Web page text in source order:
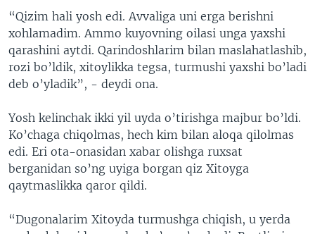
“Qizim hali yosh edi. Avvaliga uni erga berishni
xohlamadim. Ammo kuyovning oilasi unga yaxshi
qarashini aytdi. Qarindoshlarim bilan maslahatlashib,
rozi bo’ldik, xitoylikka tegsa, turmushi yaxshi bo’ladi
deb o’yladik”, - deydi ona.
Yosh kelinchak ikki yil uyda o’tirishga majbur bo’ldi.
Ko’chaga chiqolmas, hech kim bilan aloqa qilolmas
edi. Eri ota-onasidan xabar olishga ruxsat
berganidan so’ng uyiga borgan qiz Xitoyga
qaytmaslikka qaror qildi.
“Dugonalarim Xitoyda turmushga chiqish, u yerda